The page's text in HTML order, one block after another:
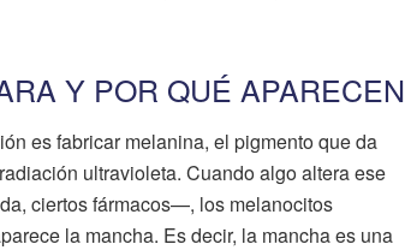
Y POR QUÉ APARECEN
es fabricar melanina, el pigmento que da
ultravioleta. Cuando algo altera ese
ciertos fármacos—, los melanocitos
la mancha. Es decir, la mancha es una